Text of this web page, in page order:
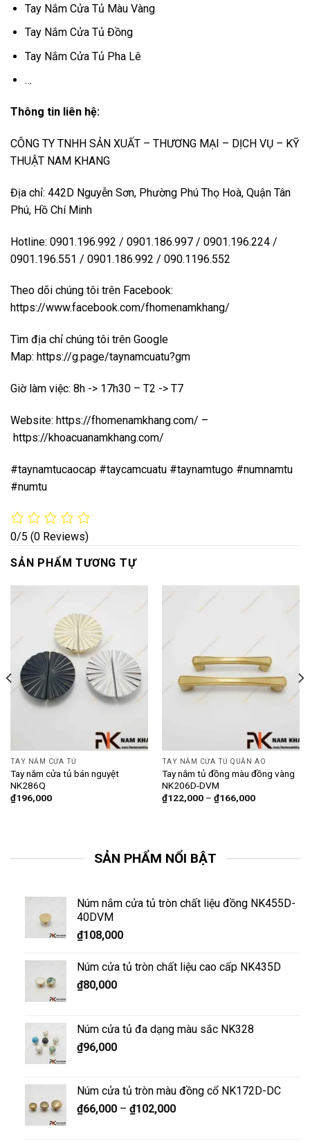
Tay Nắm Cửa Tủ Màu Vàng
Tay Nắm Cửa Tủ Đồng
Tay Nắm Cửa Tủ Pha Lê
…
Thông tin liên hệ:
CÔNG TY TNHH SẢN XUẤT – THƯƠNG MẠI – DỊCH VỤ – KỸ
THUẬT NAM KHANG
Địa chỉ: 442D Nguyễn Sơn, Phường Phú Thọ Hoà, Quận Tân
Phú, Hồ Chí Minh
Hotline: 0901.196.992 / 0901.186.997 / 0901.196.224 /
0901.196.551 / 0901.186.992 / 090.1196.552
Theo dõi chúng tôi trên Facebook:
https://www.facebook.com/fhomenamkhang/
Tìm địa chỉ chúng tôi trên Google
Map: https://g.page/taynamcuatu?gm
Giờ làm việc: 8h -> 17h30 – T2 -> T7
Website: https://fhomenamkhang.com/ –
https://khoacuanamkhang.com/
#taynamtucaocap #taycamcuatu #taynamtugo #numnamtu
#numtu
0/5 (0 Reviews)
SẢN PHẨM TƯƠNG TỰ
TAY NẮM CỬA TỦ
Tay nắm cửa tủ bán nguyệt
NK286Q
₫196,000
TAY NẮM CỬA TỦ QUẦN ÁO
Tay nắm tủ đồng màu đồng vàng
NK206D-DVM
₫122,000– ₫166,000
SẢN PHẨM NỔI BẬT
Núm nắm cửa tủ tròn chất liệu đồng NK455D-
40DVM
₫108,000
Núm cửa tủ tròn chất liệu cao cấp NK435D
₫80,000
Núm cửa tủ đa dạng màu sắc NK328
₫96,000
Núm cửa tủ tròn màu đồng cổ NK172D-DC
₫66,000– ₫102,000